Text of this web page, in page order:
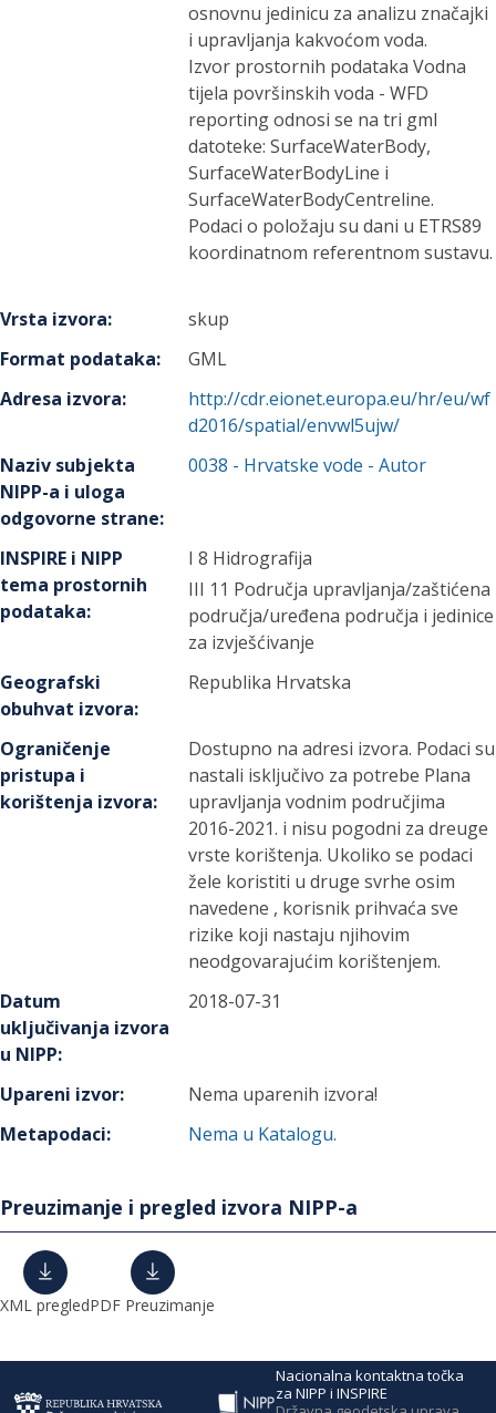
osnovnu jedinicu za analizu značajki
i upravljanja kakvoćom voda.
Izvor prostornih podataka Vodna
tijela površinskih voda - WFD
reporting odnosi se na tri gml
datoteke: SurfaceWaterBody,
SurfaceWaterBodyLine i
SurfaceWaterBodyCentreline.
Podaci o položaju su dani u ETRS89
koordinatnom referentnom sustavu.
Vrsta izvora:
skup
Format podataka:
GML
Adresa izvora:
http://cdr.eionet.europa.eu/hr/eu/wf
d2016/spatial/envwl5ujw/
Naziv subjekta
NIPP-a i uloga
odgovorne strane:
0038 - Hrvatske vode - Autor
INSPIRE i NIPP
tema prostornih
podataka:
I 8 Hidrografija
III 11 Područja upravljanja/zaštićena
područja/uređena područja i jedinice
za izvješćivanje
Geografski
obuhvat izvora:
Republika Hrvatska
Ograničenje
pristupa i
korištenja izvora:
Dostupno na adresi izvora. Podaci su
nastali isključivo za potrebe Plana
upravljanja vodnim područjima
2016-2021. i nisu pogodni za dreuge
vrste korištenja. Ukoliko se podaci
žele koristiti u druge svrhe osim
navedene , korisnik prihvaća sve
rizike koji nastaju njihovim
neodgovarajućim korištenjem.
Datum
uključivanja izvora
u NIPP:
2018-07-31
Upareni izvor:
Nema uparenih izvora!
Metapodaci: Nema u Katalogu.
Preuzimanje i pregled izvora NIPP-a
XML pregledPDF Preuzimanje
Nacionalna kontaktna točka
za NIPP i INSPIRE